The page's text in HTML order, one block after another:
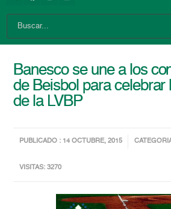
Banesco se une a los
de Beisbol para celebrar
de la LVBP
PUBLICADO : 14 OCTUBRE, 2015
VISITAS: 3270